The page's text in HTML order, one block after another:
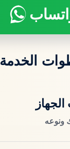
الجهاز
ونوعه